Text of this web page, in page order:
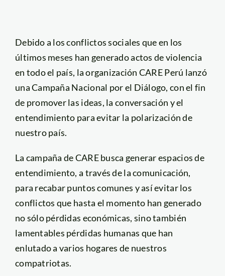
Debido a los conflictos sociales que en los
últimos meses han generado actos de violencia
en todo el país, la organización CARE Perú lanzó
una Campaña Nacional por el Diálogo, con el fin
de promover las ideas, la conversación y el
entendimiento para evitar la polarización de
nuestro país.
La campaña de CARE busca generar espacios de
entendimiento, a través de la comunicación,
para recabar puntos comunes y así evitar los
conflictos que hasta el momento han generado
no sólo pérdidas económicas, sino también
lamentables pérdidas humanas que han
enlutado a varios hogares de nuestros
compatriotas.